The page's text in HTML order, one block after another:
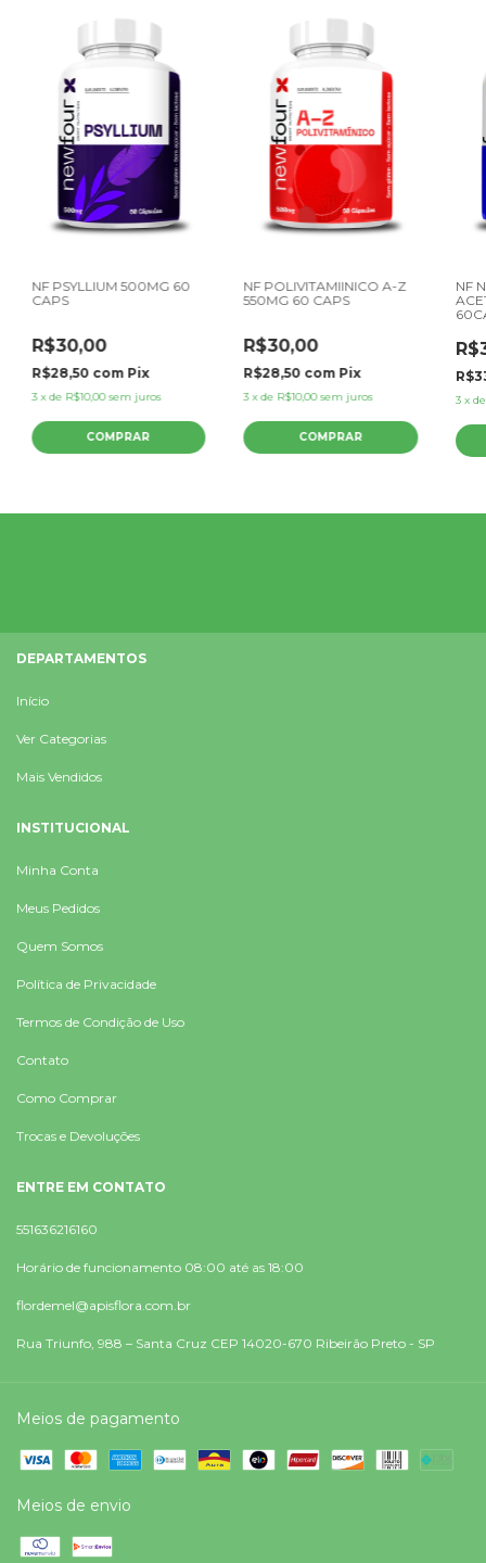
NF PSYLLIUM 500MG 60
CAPS
R$30,00
R$28,50 com Pix
3 xde R$10,00 sem juros
NF POLIVITAMIINICO A-Z
550MG 60 CAPS
R$30,00
R$28,50 com Pix
3 xde R$10,00 sem juros
NF
3 x
DEPARTAMENTOS
Início
Ver Categorias
Mais Vendidos
INSTITUCIONAL
Minha Conta
Meus Pedidos
Quem Somos
Política de Privacidade
Termos de Condição de Uso
Contato
Como Comprar
Trocas e Devoluções
ENTRE EM CONTATO
551636216160
Horário de funcionamento 08:00 até as 18:00
flordemel@apisflora.com.br
Rua Triunfo, 988 – Santa Cruz CEP 14020-670 Ribeirão Preto - SP
Meios de pagamento
Meios de envio